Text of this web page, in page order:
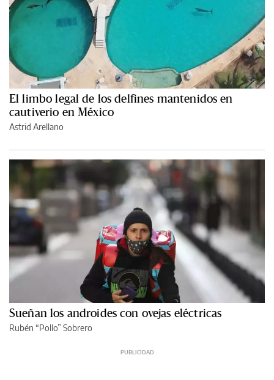
El limbo legal de los delfines mantenidos en
cautiverio en México
Astrid Arellano
Sueñan los androides con ovejas eléctricas
Rubén “Pollo” Sobrero